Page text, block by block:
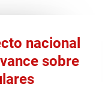
nacional
sobre